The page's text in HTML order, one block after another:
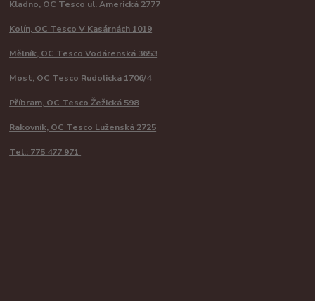
Kladno, OC Tesco ul. Americká 2777
Kolín, OC Tesco V Kasárnách 1019
Mělník, OC Tesco Vodárenská 3653
Most, OC Tesco Rudolická 1706/4
Příbram, OC Tesco Žežická 598
Rakovník, OC Tesco Luženská 2725
Tel.: 775 477 971